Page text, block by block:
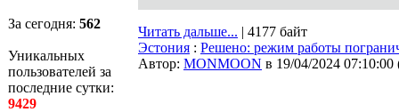
За сегодня: 562
Уникальных
пользователей за
последние сутки:
9429
Читать дальше... | 4177 байт
Эстония : Решено: режим работы
Автор: MONMOON в 19/04/2024 07:10:00